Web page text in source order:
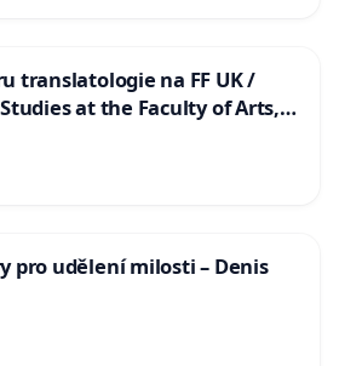
translatologie na FF UK /
at the Faculty of Arts,
pro udělení milosti – Denis